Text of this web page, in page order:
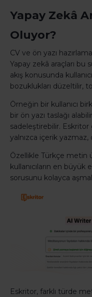
Yapay Zekâ
Oluyor?
CV ve ön yazı
Yapay zekâ araçları bu
akış konusunda
bozuklukları düzeltilir,
Örneğin bir kullanıcı
bir ön yazı taslağı
sadeleştirebilir.
yalnızca içerik
Özellikle Türkçe metin
kullanıcıların en büyük
sorusunu kolayca
Eskritor, farklı türde